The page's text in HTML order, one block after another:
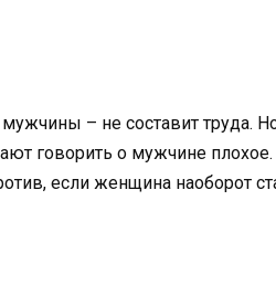
– не составит труда.
говорить о мужчине
если женщина наоборот